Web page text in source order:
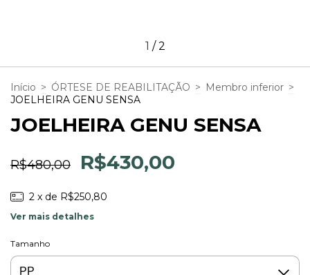
1 /2
Início > ÓRTESE DE REABILITAÇÃO > Membro inferior >
JOELHEIRA GENU SENSA
JOELHEIRA GENU SENSA
R$480,00 R$430,00
2 x de R$250,80
Ver mais detalhes
Tamanho